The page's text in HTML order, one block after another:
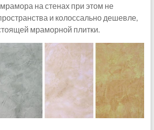
на стенах при этом не
и колоссально дешевле,
мраморной плитки.